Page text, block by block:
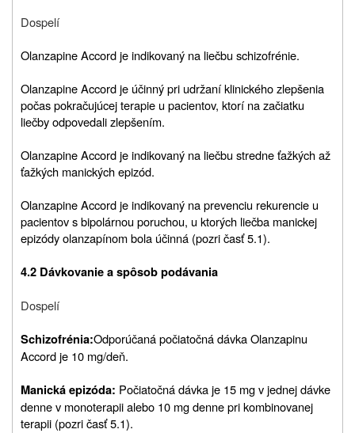
Dospelí
Olanzapine Accord je indikovaný na liečbu schizofrénie.
Olanzapine Accord je účinný pri udržaní klinického zlepšenia
počas pokračujúcej terapie u pacientov, ktorí na začiatku
liečby odpovedali zlepšením.
Olanzapine Accord je indikovaný na liečbu stredne ťažkých až
ťažkých manických epizód.
Olanzapine Accord je indikovaný na prevenciu rekurencie u
pacientov s bipolárnou poruchou, u ktorých liečba manickej
epizódy olanzapínom bola účinná (pozri časť 5.1).
4.2 Dávkovanie a spôsob podávania
Dospelí
Schizofrénia:Odporúčaná počiatočná dávka Olanzapinu
Accord je 10 mg/deň.
Manická epizóda: Počiatočná dávka je 15 mg v jednej dávke
denne v monoterapii alebo 10 mg denne pri kombinovanej
terapii (pozri časť 5.1).